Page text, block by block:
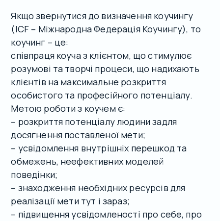
Якщо звернутися до визначення коучингу
(ICF – Міжнародна Федерація Коучингу), то
коучинг – це:
співпраця коуча з клієнтом, що стимулює
розумові та творчі процеси, що надихають
клієнтів на максимальне розкриття
особистого та професійного потенціалу.
Метою роботи з коучем є:
– розкриття потенціалу людини задля
досягнення поставленої мети;
– усвідомлення внутрішніх перешкод та
обмежень, неефективних моделей
поведінки;
– знаходження необхідних ресурсів для
реалізації мети тут і зараз;
– підвищення усвідомленості про себе, про